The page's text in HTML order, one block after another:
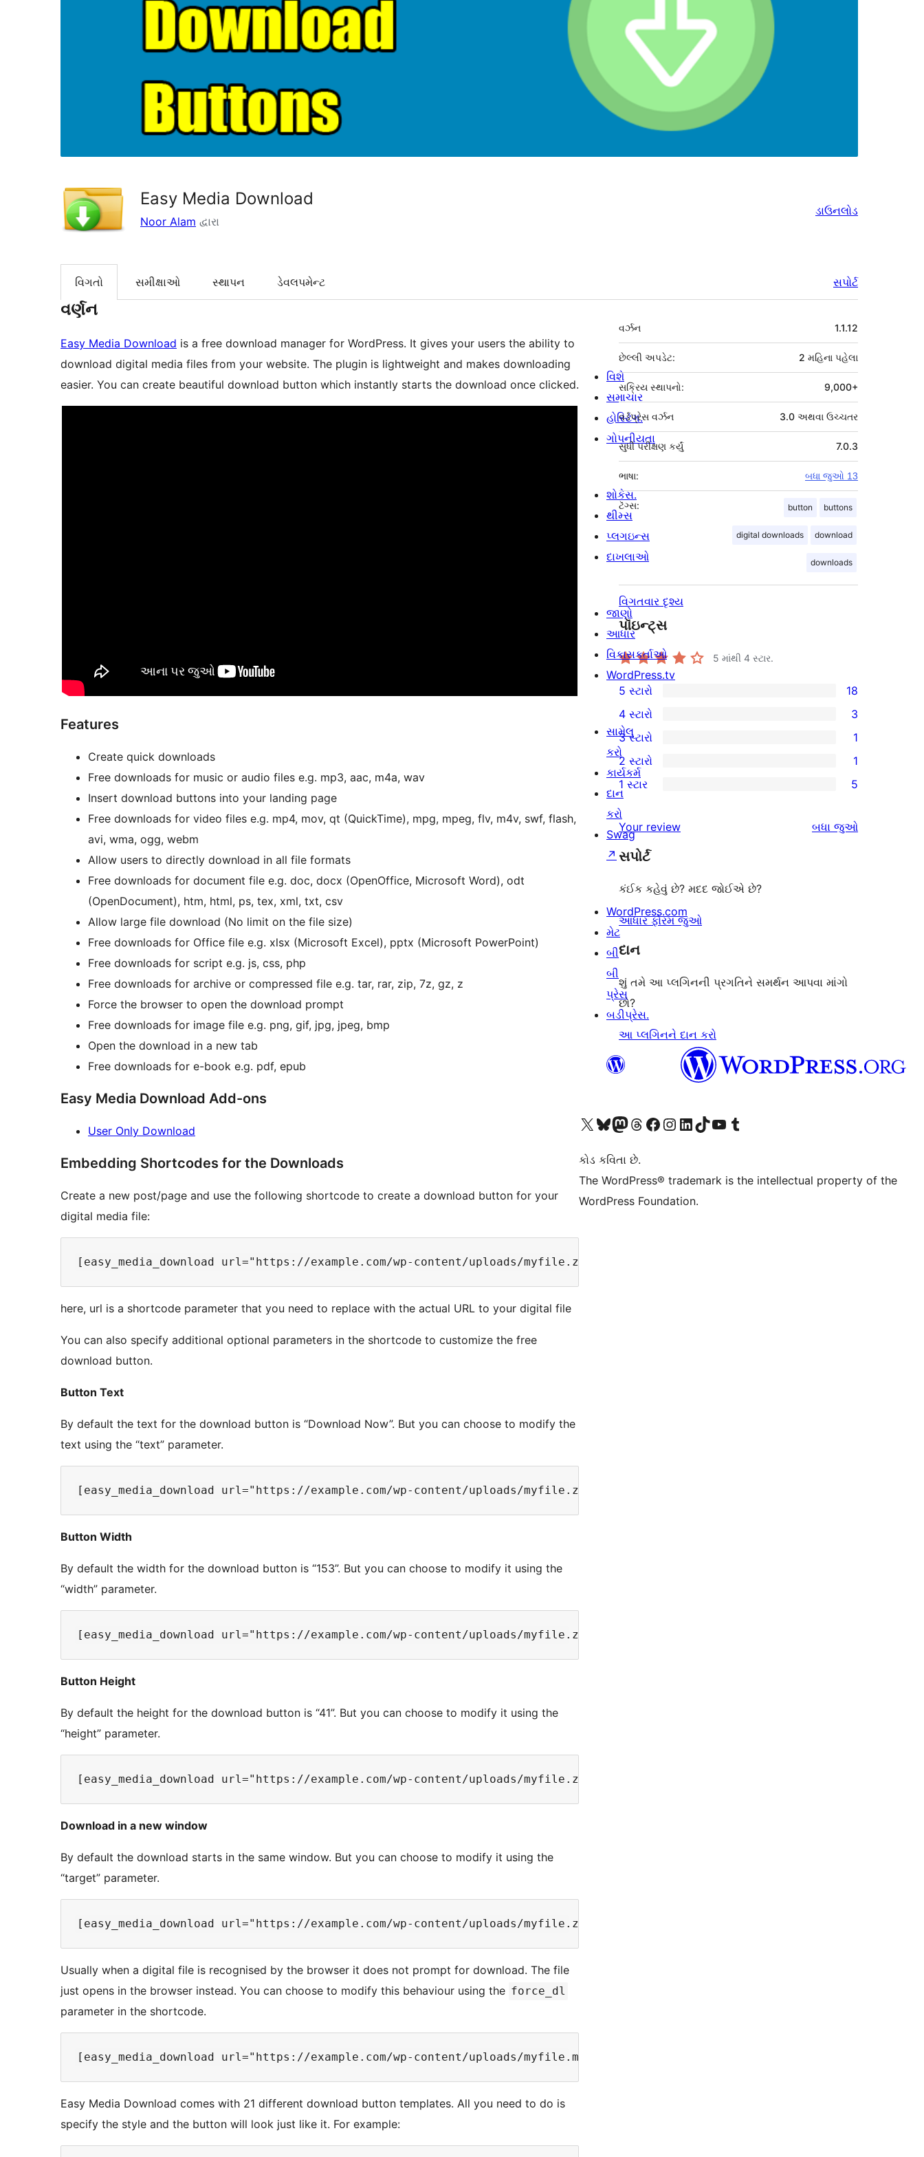
Easy Media Download
Noor Alam દ્વારા
ડાઉનલોડ
વિગતો સમીક્ષાઓ સ્થાપન ડેવલપમેન્ટ સપોર્ટ
વર્ણન
Easy Media Download is a free download manager for WordPress. It gives your users the ability to
download digital media files from your website. The plugin is lightweight and makes downloading
easier. You can create beautiful download button which instantly starts the download once clicked.
Features
Create quick downloads
Free downloads for music or audio files e.g. mp3, aac, m4a, wav
Insert download buttons into your landing page
Free downloads for video files e.g. mp4, mov, qt (QuickTime), mpg, mpeg, flv, m4v, swf, flash,
avi, wma, ogg, webm
Allow users to directly download in all file formats
Free downloads for document file e.g. doc, docx (OpenOffice, Microsoft Word), odt
(OpenDocument), htm, html, ps, tex, xml, txt, csv
Allow large file download (No limit on the file size)
Free downloads for Office file e.g. xlsx (Microsoft Excel), pptx (Microsoft PowerPoint)
Free downloads for script e.g. js, css, php
Free downloads for archive or compressed file e.g. tar, rar, zip, 7z, gz, z
Force the browser to open the download prompt
Free downloads for image file e.g. png, gif, jpg, jpeg, bmp
Open the download in a new tab
Free downloads for e-book e.g. pdf, epub
Easy Media Download Add-ons
User Only Download
Embedding Shortcodes for the Downloads
Create a new post/page and use the following shortcode to create a download button for your
digital media file:
here, url is a shortcode parameter that you need to replace with the actual URL to your digital file
You can also specify additional optional parameters in the shortcode to customize the free
download button.
Button Text
By default the text for the download button is “Download Now”. But you can choose to modify the
text using the “text” parameter.
Button Width
By default the width for the download button is “153”. But you can choose to modify it using the
“width” parameter.
Button Height
By default the height for the download button is “41”. But you can choose to modify it using the
“height” parameter.
Download in a new window
By default the download starts in the same window. But you can choose to modify it using the
“target” parameter.
Usually when a digital file is recognised by the browser it does not prompt for download. The file
just opens in the browser instead. You can choose to modify this behaviour using the force_dl
parameter in the shortcode.
Easy Media Download comes with 21 different download button templates. All you need to do is
specify the style and the button will look just like it. For example:
મેટા
વર્ઝન 1.1.12
છેલ્લી અપડેટ: 2 મહિના પહેલા
સક્રિય સ્થાપનો: 9,000+
વર્ડપ્રેસ વર્ઝન 3.0 અથવા ઉચ્ચતર
7.0.3
સુધી પરીક્ષણ કર્યું
ભાષા: બધા જુઓ 13
ટૅગ્સ: button buttons
digital downloads download
downloads
વિગતવાર દૃશ્ય
પૉઇન્ટ્સ
5 માંથી 4 સ્ટાર.
18
5-
સ્ટાર
સમીક્ષાઓ
5 સ્ટારો 18
3
4-
સ્ટાર
સમીક્ષાઓ
4 સ્ટારો 3
1
3-
સ્ટાર
સમીક્ષા
3 સ્ટારો 1
1
2-
સ્ટાર
સમીક્ષા
2 સ્ટારો 1
5
1-
સ્ટાર
સમીક્ષાઓ
1 સ્ટાર 5
Your review બધા સમીક્ષાઓ
જુઓ
સપોર્ટ
કંઈક કહેવું છે? મદદ જોઈએ છે?
આધાર ફોરમ જુઓ
દાન
શું તમે આ પ્લગિનની પ્રગતિને સમર્થન આપવા માંગો
છો?
આ પ્લગિનને દાન કરો
વિશે
સમાચાર
હોસ્ટિંગ.
ગોપનીયતા
શોકેસ.
થીમ્સ
પ્લગઇન્સ
દાખલાઓ
જાણો
આધાર
વિકાસકર્તાઓ
WordPress.tv
સામેલ
કરો
કાર્યકર્મ
દાન
કરો
Swag
↗
WordPress.com
મેટ
બી
બી
પ્રેસ
બડીપ્રેસ.
અમારા X (અગાઉ ટ્વિટર) એકાઉન્ટની મુલાકાત લોઅમારા Bluesky એકાઉન્ટની મુલાકાત લોઅમારા માસ્ટોડોન એકાઉન્ટની મુલાકાત લોઅમારા Threads એકાઉન્ટની મુલાકાત લો અમારા ફેસબુક પેજની મુલાકાત લોઅમારા ઇન્સ્ટાગ્રામ એકાઉન્ટની મુલાકાત લો અમારા LinkedIn એકાઉન્ટની મુલાકાત લોઅમારા TikTok એકાઉન્ટની મુલાકાત લોઅમારી YouTube ચેનલની મુલાકાત લો અમારા Tumblr એકાઉન્ટની મુલાકાત લો
કોડ કવિતા છે.
The WordPress® trademark is the intellectual property of the
WordPress Foundation.